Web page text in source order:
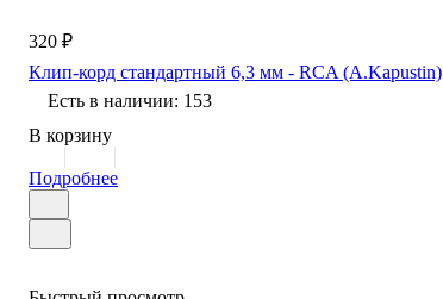
320 ₽
Клип-корд стандартный 6,3 мм - RCA (A.Kapustin)
Есть в наличии: 153
В корзину
Подробнее